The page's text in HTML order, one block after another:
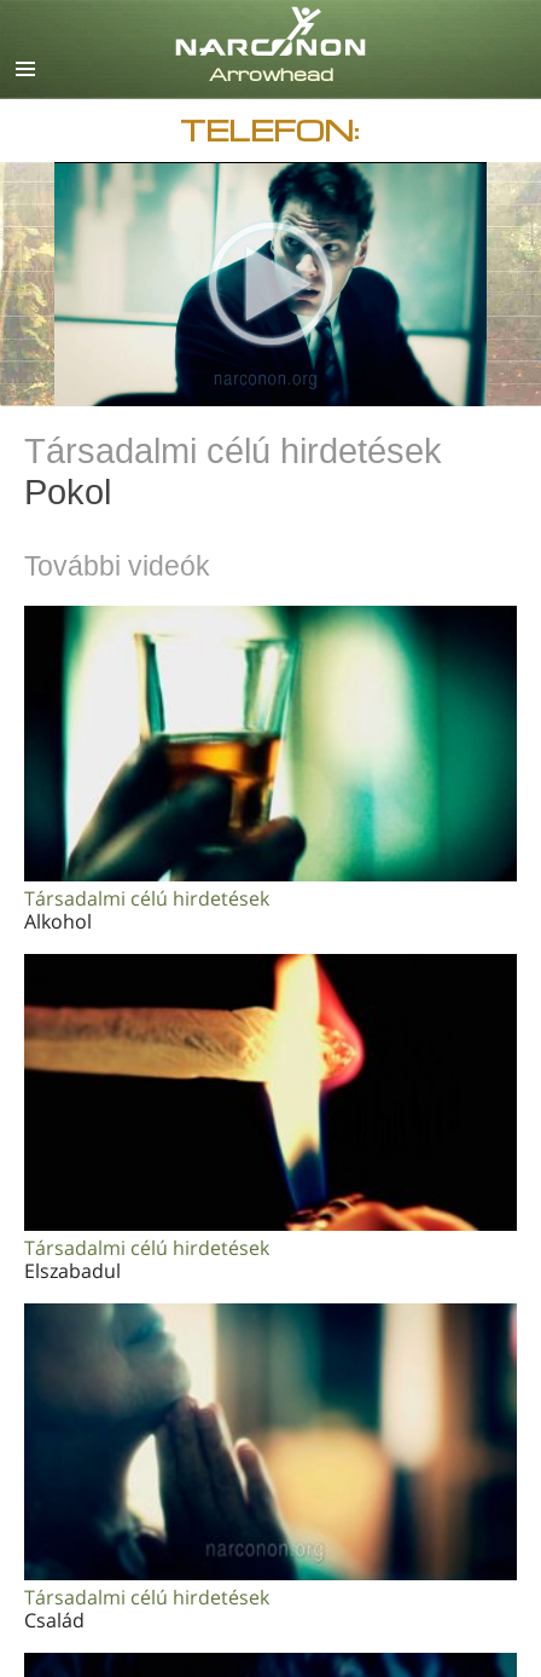
Deutsch
español
héber
magyar
olasz
japán
Nederlands
norvég
Português
svéd
ukrán
horvát
török
TELEFON:
Társadalmi célú hirdetések
Pokol
További videók
Társadalmi célú hirdetések
Alkohol
Társadalmi célú hirdetések
Elszabadul
Társadalmi célú hirdetések
Család